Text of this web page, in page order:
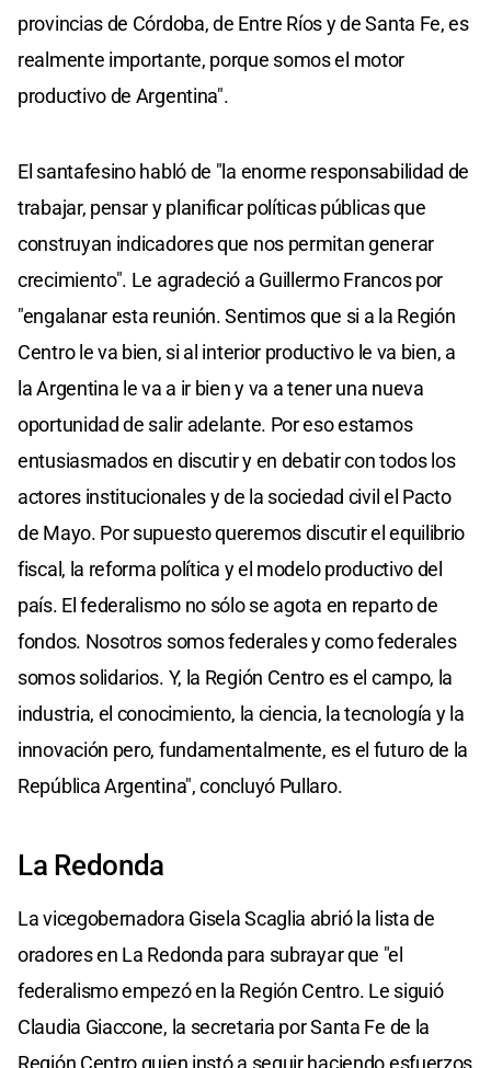
provincias de Córdoba, de Entre Ríos y de Santa Fe, es
realmente importante, porque somos el motor
productivo de Argentina".
El santafesino habló de "la enorme responsabilidad de
trabajar, pensar y planificar políticas públicas que
construyan indicadores que nos permitan generar
crecimiento". Le agradeció a Guillermo Francos por
"engalanar esta reunión. Sentimos que si a la Región
Centro le va bien, si al interior productivo le va bien, a
la Argentina le va a ir bien y va a tener una nueva
oportunidad de salir adelante. Por eso estamos
entusiasmados en discutir y en debatir con todos los
actores institucionales y de la sociedad civil el Pacto
de Mayo. Por supuesto queremos discutir el equilibrio
fiscal, la reforma política y el modelo productivo del
país. El federalismo no sólo se agota en reparto de
fondos. Nosotros somos federales y como federales
somos solidarios. Y, la Región Centro es el campo, la
industria, el conocimiento, la ciencia, la tecnología y la
innovación pero, fundamentalmente, es el futuro de la
República Argentina", concluyó Pullaro.
La Redonda
La vicegobernadora Gisela Scaglia abrió la lista de
oradores en La Redonda para subrayar que "el
federalismo empezó en la Región Centro. Le siguió
Claudia Giaccone, la secretaria por Santa Fe de la
Región Centro quien instó a seguir haciendo esfuerzos